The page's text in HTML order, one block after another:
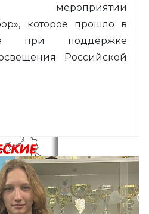
мероприятии
которое прошло в
при поддержке
Российской